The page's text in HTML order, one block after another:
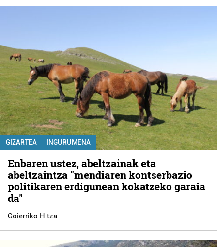
GIZARTEA INGURUMENA
Enbaren ustez, abeltzainak eta
abeltzaintza "mendiaren kontserbazio
politikaren erdigunean kokatzeko garaia
da"
Goierriko Hitza